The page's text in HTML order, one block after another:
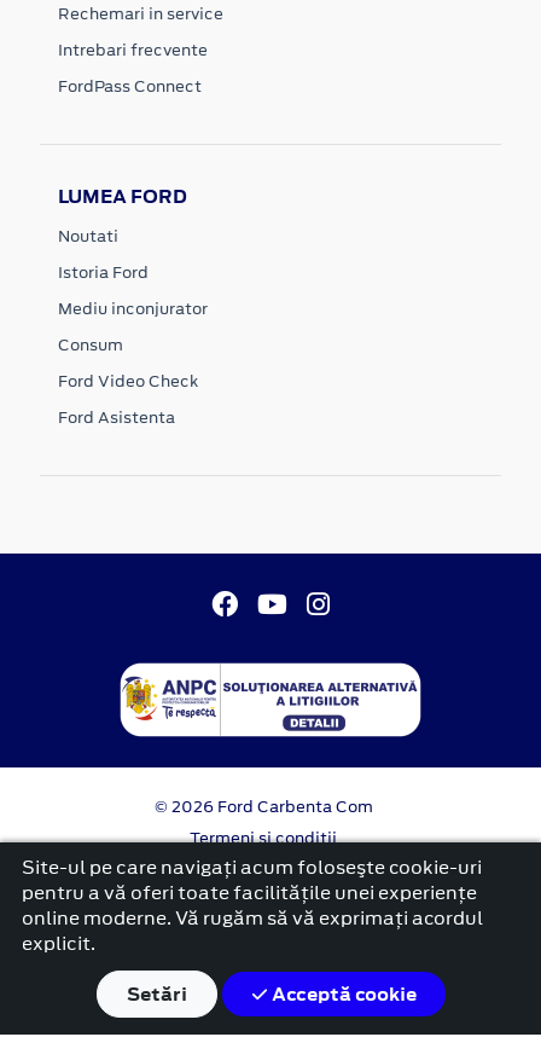
Rechemari in service
Intrebari frecvente
FordPass Connect
LUMEA FORD
Noutati
Istoria Ford
Mediu inconjurator
Consum
Ford Video Check
Ford Asistenta
© 2026 Ford Carbenta Com
Termeni si conditii
Confidentialitate
Politica cookies
platformă dezvoltată de Workleto
Site-ul pe care navigați acum foloseşte cookie-uri
pentru a vă oferi toate facilitățile unei experiențe
online moderne. Vă rugăm să vă exprimați acordul
explicit.
Setări
Acceptă cookie